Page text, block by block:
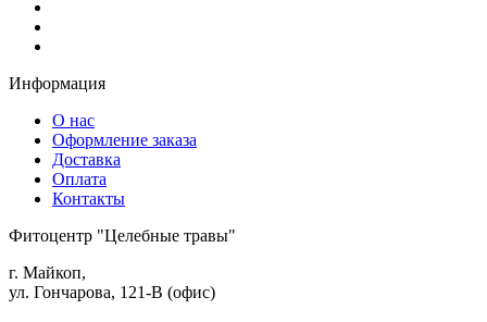
Информация
О нас
Оформление заказа
Доставка
Оплата
Контакты
Фитоцентр "Целебные травы"
г. Майкоп,
ул. Гончарова, 121-В (офис)